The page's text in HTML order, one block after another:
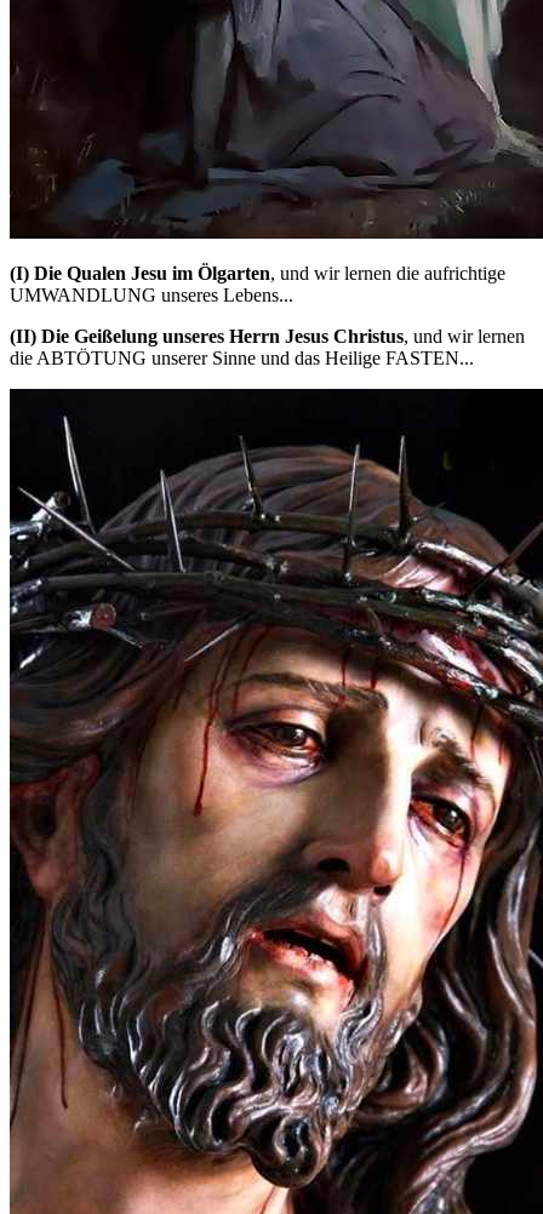
(I) Die Qualen Jesu im Ölgarten, und wir lernen die aufrichtige
UMWANDLUNG unseres Lebens...
(II) Die Geißelung unseres Herrn Jesus Christus, und wir lernen
die ABTÖTUNG unserer Sinne und das Heilige FASTEN...